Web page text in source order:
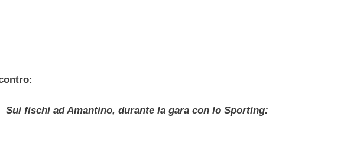
Sui fischi ad Amantino, durante la gara con lo Sporting: